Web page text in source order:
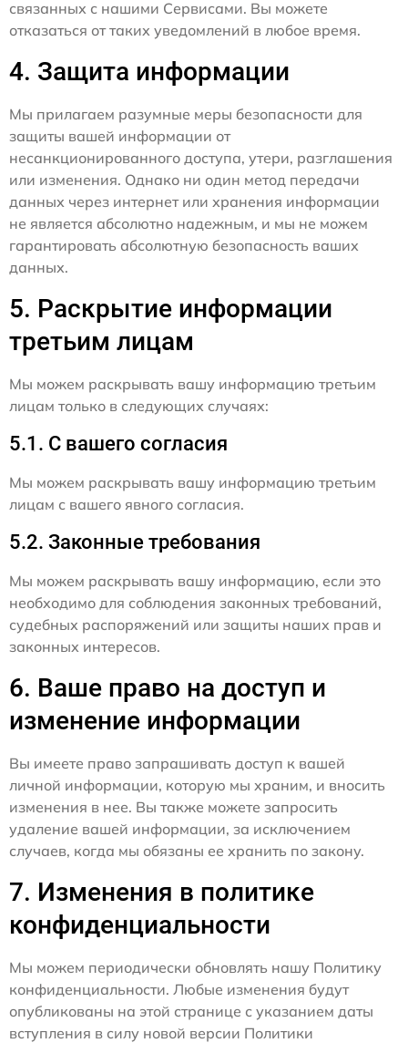
связанных с нашими Сервисами. Вы можете
отказаться от таких уведомлений в любое время.
4. Защита информации
Мы прилагаем разумные меры безопасности для
защиты вашей информации от
несанкционированного доступа, утери, разглашения
или изменения. Однако ни один метод передачи
данных через интернет или хранения информации
не является абсолютно надежным, и мы не можем
гарантировать абсолютную безопасность ваших
данных.
5. Раскрытие информации
третьим лицам
Мы можем раскрывать вашу информацию третьим
лицам только в следующих случаях:
5.1. С вашего согласия
Мы можем раскрывать вашу информацию третьим
лицам с вашего явного согласия.
5.2. Законные требования
Мы можем раскрывать вашу информацию, если это
необходимо для соблюдения законных требований,
судебных распоряжений или защиты наших прав и
законных интересов.
6. Ваше право на доступ и
изменение информации
Вы имеете право запрашивать доступ к вашей
личной информации, которую мы храним, и вносить
изменения в нее. Вы также можете запросить
удаление вашей информации, за исключением
случаев, когда мы обязаны ее хранить по закону.
7. Изменения в политике
конфиденциальности
Мы можем периодически обновлять нашу Политику
конфиденциальности. Любые изменения будут
опубликованы на этой странице с указанием даты
вступления в силу новой версии Политики